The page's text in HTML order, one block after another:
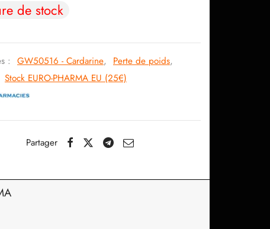
de stock
: GW50516 - Cardarine, Perte de poids,
Stock EURO-PHARMA EU (25€)
Partager